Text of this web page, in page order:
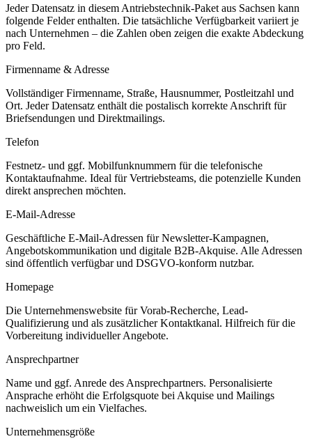
Jeder Datensatz in diesem Antriebstechnik-Paket aus Sachsen kann
folgende Felder enthalten. Die tatsächliche Verfügbarkeit variiert je
nach Unternehmen – die Zahlen oben zeigen die exakte Abdeckung
pro Feld.
Firmenname & Adresse
Vollständiger Firmenname, Straße, Hausnummer, Postleitzahl und
Ort. Jeder Datensatz enthält die postalisch korrekte Anschrift für
Briefsendungen und Direktmailings.
Telefon
Festnetz- und ggf. Mobilfunknummern für die telefonische
Kontaktaufnahme. Ideal für Vertriebsteams, die potenzielle Kunden
direkt ansprechen möchten.
E-Mail-Adresse
Geschäftliche E-Mail-Adressen für Newsletter-Kampagnen,
Angebotskommunikation und digitale B2B-Akquise. Alle Adressen
sind öffentlich verfügbar und DSGVO-konform nutzbar.
Homepage
Die Unternehmenswebsite für Vorab-Recherche, Lead-
Qualifizierung und als zusätzlicher Kontaktkanal. Hilfreich für die
Vorbereitung individueller Angebote.
Ansprechpartner
Name und ggf. Anrede des Ansprechpartners. Personalisierte
Ansprache erhöht die Erfolgsquote bei Akquise und Mailings
nachweislich um ein Vielfaches.
Unternehmensgröße